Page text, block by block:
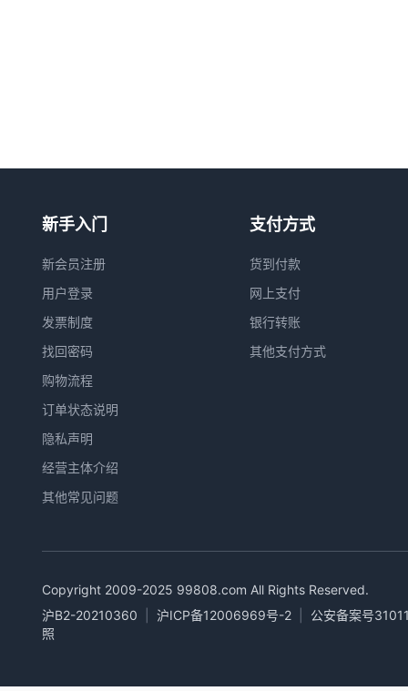
新手入门
新会员注册
用户登录
发票制度
找回密码
购物流程
订单状态说明
隐私声明
经营主体介绍
其他常见问题
支付方式
货到付款
网上支付
银行转账
其他支付方式
Copyright 2009-2025 99808.com All Rights Reserved.
沪B2-20210360
沪ICP备12006969号-2
公安备案号
照